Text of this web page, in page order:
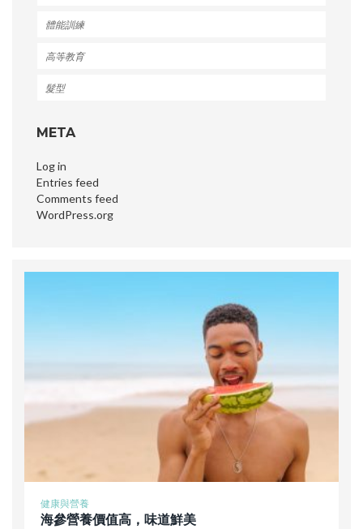
體能訓練
高等教育
髮型
META
Log in
Entries feed
Comments feed
WordPress.org
健康與營養
海參營養價值高，味道鮮美